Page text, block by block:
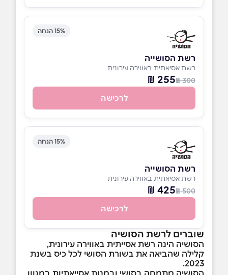
15% הנחה
רשת הסושייה
רשת אסיאתית באווירה עירונית
300 ₪
255 ₪
לרכישה
15% הנחה
רשת הסושייה
רשת אסיאתית באווירה עירונית
500 ₪
425 ₪
לרכישה
שוברים לרשת הסושיה
הסושיה הינה רשת אסייתית באווירה עירונית,
קלילה שהביאה את בשורת הסושי לכל כיס בשנת
2023.